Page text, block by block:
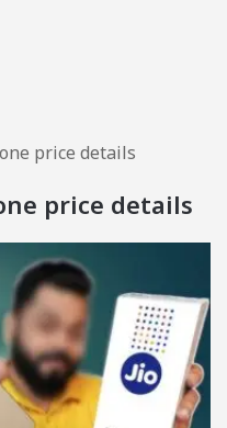
price details
price details